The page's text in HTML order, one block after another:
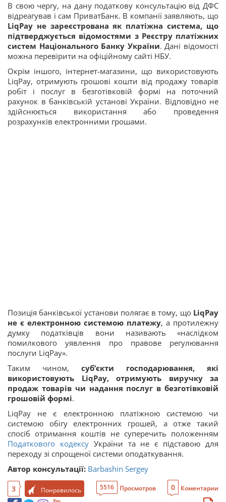
В свою чергу, на дану податкову консультацію від ДФС
відреагував і сам ПриватБанк. В компанії заявляють, що
LiqPay не зареєстрована як платіжна система, що
підтверджується відомостями з Реєстру платіжних
систем Національного Банку України. Дані відомості
можна перевірити на офіційному сайті НБУ.
Окрім іншого, інтернет-магазини, що використовують
LiqPay, отримують грошові кошти від продажу товарів
робіт і послуг в безготівковій формі на поточний
рахунок в банківській установі України. Відповідно не
здійснюється використання або проведення
розрахунків електронними грошами.
Позиція банківської установи полягає в тому, що LiqPay
не є електронною системою платежу, а протилежну
думку податківців вони називають «наслідком
помилкового уявлення про правове регулювання
послуги LiqPay».
Таким чином, суб’єкти господарювання, які
використовують LiqPay, отримують виручку за
продаж товарів чи надання послуг в безготівковій
грошовій формі.
LiqPay не є електронною платіжною системою чи
системою обігу електронних грошей, а отже такий
спосіб отримання коштів не суперечить положенням
Податкового кодексуУкраїни та не є підставою для
переходу зі спрощеної системи оподаткування.
Автор консультації: Barbashin Sergey
3 Понравилось 5516 Просмотров 0 Коментарии